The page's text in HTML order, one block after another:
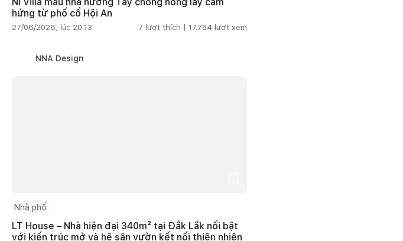
hứng từ phố cổ Hội An
27/06/2026, lúc 20:13 7 lượt thích | 17.784 lượt xem
NNA Design
Nhà phố
LT House – Nhà hiện đại 340m² tại Đắk Lắk nổi bật
với kiến trúc mở và hệ sân vườn kết nối thiên nhiên